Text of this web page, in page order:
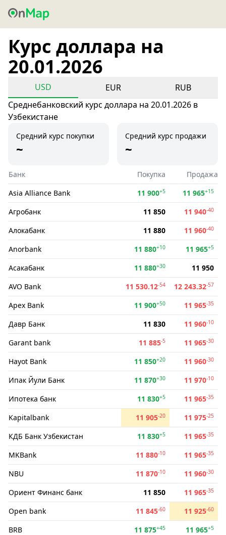
Курс доллара на
20.01.2026
USD EUR
RUB
Среднебанковский курс доллара на 20.01.2026 в
Узбекистане
Средний курс покупки
~
Средний курс продажи
~
Банк Покупка
Продажа
Asia Alliance Bank
11 900+5 11 965+15
Агробанк 11 850 11 940-40
Алокабанк 11 880 11 960-40
Anorbank 11 880+10 11 965+5
Асакабанк 11 880+30
11 950
AVO Bank
11 530.12-54 12 243.32-57
Apex Bank 11 900+50 11 965-35
Давр Банк 11 830 11 960-10
Garant bank 11 885-5 11 965-30
Hayot Bank 11 850+20 11 960-30
Ипак Йули Банк 11 870+30 11 970-10
Ипотека банк 11 830+5 11 965-35
Kapitalbank 11 905-20 11 975-25
КДБ Банк Узбекистан 11 830+5 11 965-35
MKBank 11 880-10 11 965-35
NBU 11 870-10 11 960-30
Ориент Финанс банк 11 850 11 965-35
Open bank 11 845-60 11 925-60
BRB 11 875+45 11 965+5